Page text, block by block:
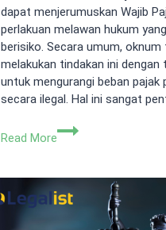
dapat menjerumuskan Wajib
perlakuan melawan hukum
berisiko. Secara umum,
melakukan tindakan ini dengan
untuk mengurangi beban pajak
secara ilegal. Hal ini sangat
Read More
Memahami
Penyebab
dan
Perbedaannya